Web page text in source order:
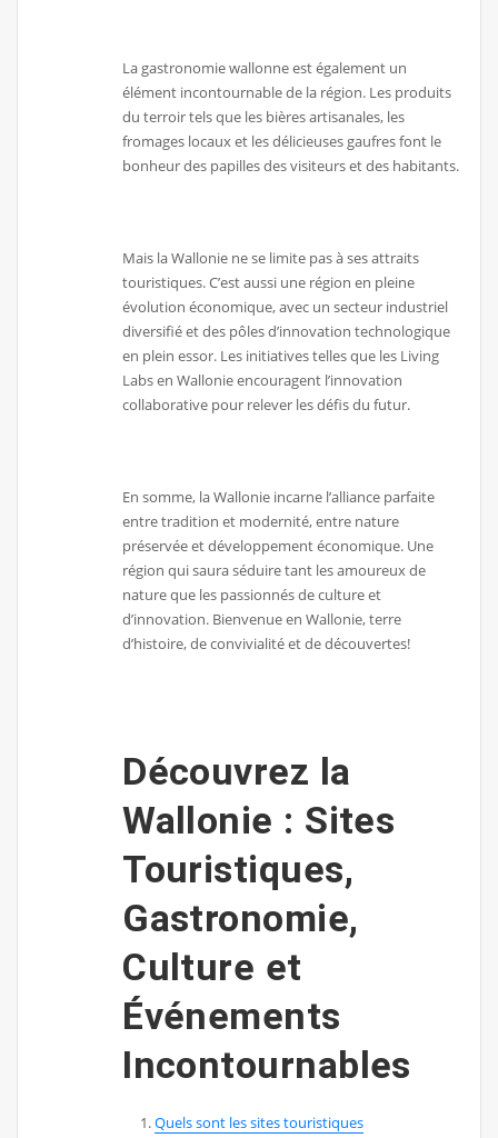
La gastronomie wallonne est également un
élément incontournable de la région. Les produits
du terroir tels que les bières artisanales, les
fromages locaux et les délicieuses gaufres font le
bonheur des papilles des visiteurs et des habitants.
Mais la Wallonie ne se limite pas à ses attraits
touristiques. C’est aussi une région en pleine
évolution économique, avec un secteur industriel
diversifié et des pôles d’innovation technologique
en plein essor. Les initiatives telles que les Living
Labs en Wallonie encouragent l’innovation
collaborative pour relever les défis du futur.
En somme, la Wallonie incarne l’alliance parfaite
entre tradition et modernité, entre nature
préservée et développement économique. Une
région qui saura séduire tant les amoureux de
nature que les passionnés de culture et
d’innovation. Bienvenue en Wallonie, terre
d’histoire, de convivialité et de découvertes!
Découvrez la
Wallonie : Sites
Touristiques,
Gastronomie,
Culture et
Événements
Incontournables
Quels sont les sites touristiques